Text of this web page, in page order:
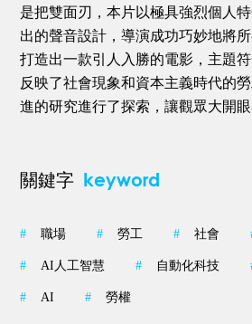
是把雙面刃，本片以極具強烈個人
出的聲音設計，導演成功巧妙地將
打造出一款引人入勝的電影，主題
反映了社會現象和資本主義時代的
進的研究進行了探索，讓觀眾大開眼
關鍵字 keyword
# 職場 # 勞工 # 社會
# AI人工智慧 # 自動化科技
# AI # 勞權